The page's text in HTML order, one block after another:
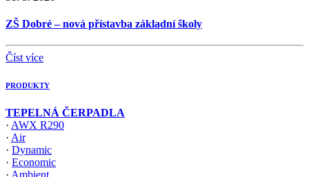
ZŠ Dobré – nová přístavba základní školy
Číst více
PRODUKTY
TEPELNÁ ČERPADLA
· AWX R290
· Air
· Dynamic
· Economic
· Ambient